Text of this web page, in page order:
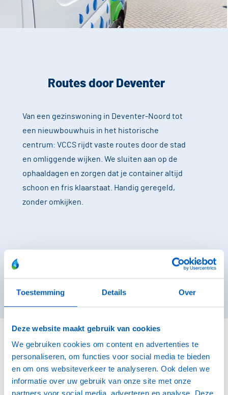
Toestemming Details Over
Deze website maakt gebruik van cookies
We gebruiken cookies om content en advertenties te
personaliseren, om functies voor social media te bieden
en om ons websiteverkeer te analyseren. Ook delen we
informatie over uw gebruik van onze site met onze
Routes door Deventer
Van een gezinswoning in Deventer-Noord tot
een nieuwbouwhuis in het historische
centrum: VCCS rijdt vaste routes door de stad
en omliggende wijken. We sluiten aan op de
ophaaldagen en zorgen dat je container altijd
schoon en fris klaarstaat. Handig geregeld,
zonder omkijken.
Altijd op de hoogte